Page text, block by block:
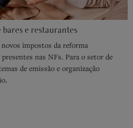
bares e restaurantes
impostos da reforma
nas NFs. Para o setor de
de emissão e organização